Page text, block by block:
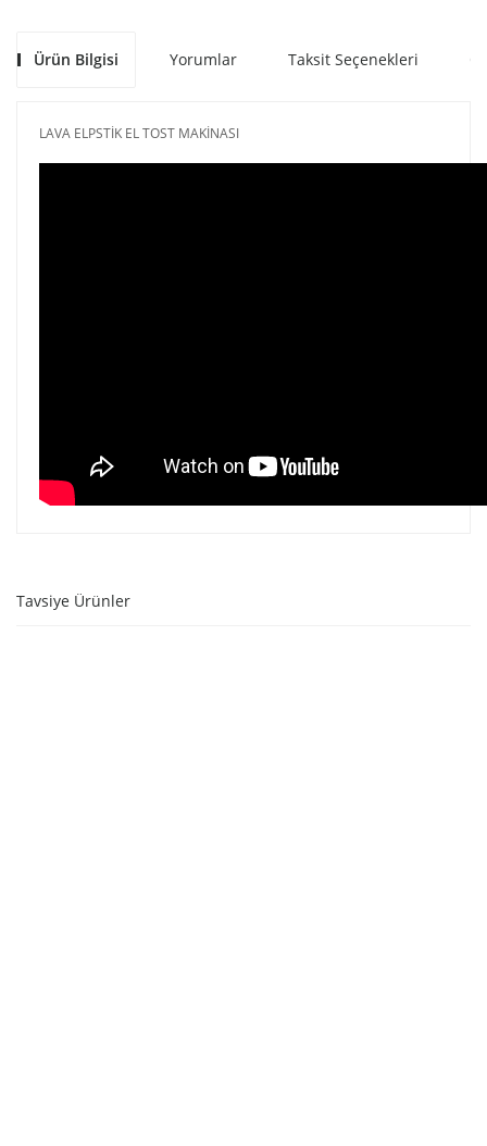
Ürün Bilgisi Yorumlar Taksit Seçenekleri
LAVA ELPSTİK EL TOST MAKİNASI
Tavsiye Ürünler